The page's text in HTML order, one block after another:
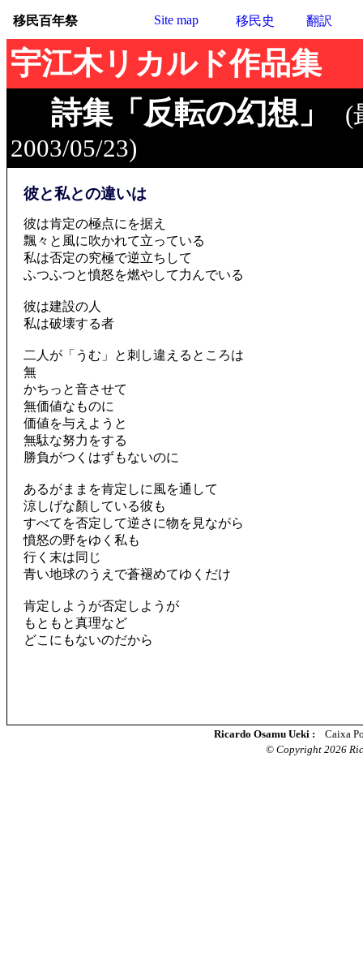
移民百年祭 Site map 移民史 翻訳
宇江木リカルド作品集
詩集「反転の幻想」
(
2003/05/23)
彼と私との違いは
彼は肯定の極点にを据え
飄々と風に吹かれて立っている
私は否定の究極で逆立ちして
ふつふつと憤怒を燃やして力んでいる
彼は建設の人
私は破壊する者
二人が「うむ」と刺し違えるところは
無
かちっと音させて
無価値なものに
価値を与えようと
無駄な努力をする
勝負がつくはずもないのに
あるがままを肯定しに風を通して
涼しげな顏している彼も
すべてを否定して逆さに物を見ながら
憤怒の野をゆく私も
行く末は同じ
青い地球のうえで蒼褪めてゆくだけ
肯定しようが否定しようが
もともと真理など
どこにもないのだから
Ricardo Osamu Ueki :
Caixa
© Copyright 2026